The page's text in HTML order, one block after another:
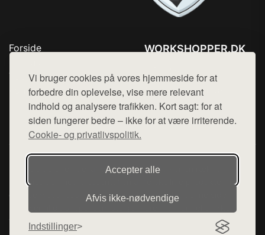
Vi bruger cookies på vores hjemmeside for at
forbedre din oplevelse, vise mere relevant
indhold og analysere trafikken. Kort sagt: for at
siden fungerer bedre – ikke for at være irriterende.
Cookie- og privatlivspolitik.
Accepter alle
Afvis ikke‑nødvendige
Indstillinger
Forside
Top Rabatter
Kontakt
WORKSHOPPER.DK
Mail: hej@want.dk
Cookie- og privatlivspolitik
Denne side er en del af want.dk, der udgiver en række
hjemmesider med præsentation af forskellige produkter fra
diverse webshops. Der sælges ikke varer fra denne side - vi
henviser til de shops, som sælger varen. Vi har heller ikke
varerne på lager.